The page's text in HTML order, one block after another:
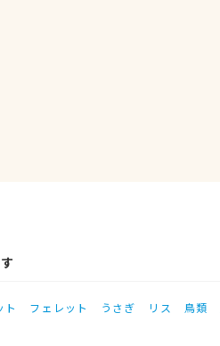
ト フェレット うさぎ リス 鳥類